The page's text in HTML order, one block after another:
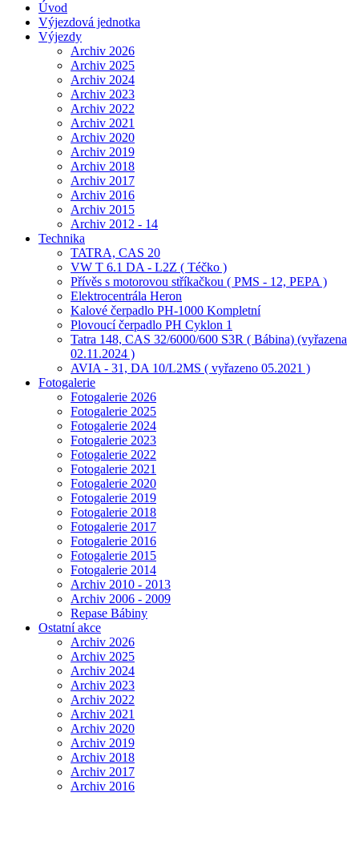
Úvod
Výjezdová jednotka
Výjezdy
Archiv 2026
Archiv 2025
Archiv 2024
Archiv 2023
Archiv 2022
Archiv 2021
Archiv 2020
Archiv 2019
Archiv 2018
Archiv 2017
Archiv 2016
Archiv 2015
Archiv 2012 - 14
Technika
TATRA, CAS 20
VW T 6.1 DA - L2Z ( Téčko )
Přívěs s motorovou stříkačkou ( PMS - 12, PEPA )
Elektrocentrála Heron
Kalové čerpadlo PH-1000 Kompletní
Plovoucí čerpadlo PH Cyklon 1
Tatra 148, CAS 32/6000/600 S3R ( Bábina) (vyřazena
02.11.2024 )
AVIA - 31, DA 10/L2MS ( vyřazeno 05.2021 )
Fotogalerie
Fotogalerie 2026
Fotogalerie 2025
Fotogalerie 2024
Fotogalerie 2023
Fotogalerie 2022
Fotogalerie 2021
Fotogalerie 2020
Fotogalerie 2019
Fotogalerie 2018
Fotogalerie 2017
Fotogalerie 2016
Fotogalerie 2015
Fotogalerie 2014
Archiv 2010 - 2013
Archiv 2006 - 2009
Repase Bábiny
Ostatní akce
Archiv 2026
Archiv 2025
Archiv 2024
Archiv 2023
Archiv 2022
Archiv 2021
Archiv 2020
Archiv 2019
Archiv 2018
Archiv 2017
Archiv 2016